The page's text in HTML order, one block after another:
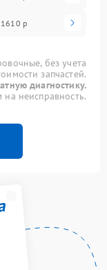
1610 р
без учета
запчастей.
диагностику.
неисправность.